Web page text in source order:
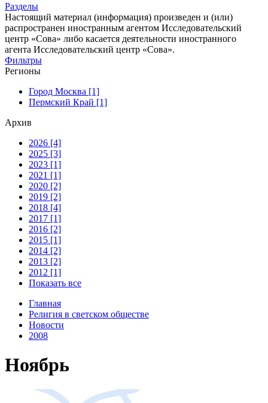
Разделы
Настоящий материал (информация) произведен и (или)
распространен иностранным агентом Исследовательский
центр «Сова» либо касается деятельности иностранного
агента Исследовательский центр «Сова».
Фильтры
Регионы
Город Москва [1]
Пермский Край [1]
Архив
2026 [4]
2025 [3]
2023 [1]
2021 [1]
2020 [2]
2019 [2]
2018 [4]
2017 [1]
2016 [2]
2015 [1]
2014 [2]
2013 [2]
2012 [1]
Показать все
Главная
Религия в светском обществе
Новости
2008
Ноябрь